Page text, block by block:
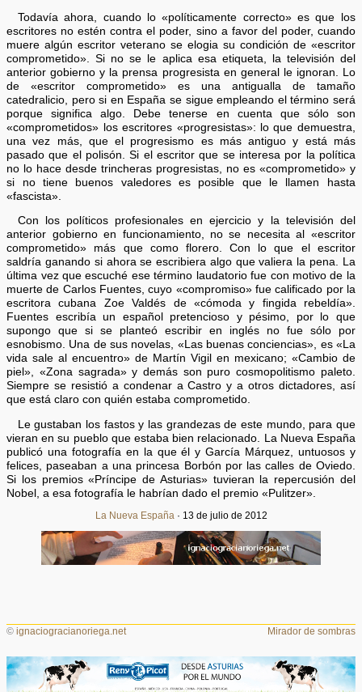
Todavía ahora, cuando lo «políticamente correcto» es que los
escritores no estén contra el poder, sino a favor del poder, cuando
muere algún escritor veterano se elogia su condición de «escritor
comprometido». Si no se le aplica esa etiqueta, la televisión del
anterior gobierno y la prensa progresista en general le ignoran. Lo
de «escritor comprometido» es una antigualla de tamaño
catedralicio, pero si en España se sigue empleando el término será
porque significa algo. Debe tenerse en cuenta que sólo son
«comprometidos» los escritores «progresistas»: lo que demuestra,
una vez más, que el progresismo es más antiguo y está más
pasado que el polisón. Si el escritor que se interesa por la política
no lo hace desde trincheras progresistas, no es «comprometido» y
si no tiene buenos valedores es posible que le llamen hasta
«fascista».
Con los políticos profesionales en ejercicio y la televisión del
anterior gobierno en funcionamiento, no se necesita al «escritor
comprometido» más que como florero. Con lo que el escritor
saldría ganando si ahora se escribiera algo que valiera la pena. La
última vez que escuché ese término laudatorio fue con motivo de la
muerte de Carlos Fuentes, cuyo «compromiso» fue calificado por la
escritora cubana Zoe Valdés de «cómoda y fingida rebeldía».
Fuentes escribía un español pretencioso y pésimo, por lo que
supongo que si se planteó escribir en inglés no fue sólo por
esnobismo. Una de sus novelas, «Las buenas conciencias», es «La
vida sale al encuentro» de Martín Vigil en mexicano; «Cambio de
piel», «Zona sagrada» y demás son puro cosmopolitismo paleto.
Siempre se resistió a condenar a Castro y a otros dictadores, así
que está claro con quién estaba comprometido.
Le gustaban los fastos y las grandezas de este mundo, para que
vieran en su pueblo que estaba bien relacionado. La Nueva España
publicó una fotografía en la que él y García Márquez, untuosos y
felices, paseaban a una princesa Borbón por las calles de Oviedo.
Si los premios «Príncipe de Asturias» tuvieran la repercusión del
Nobel, a esa fotografía le habrían dado el premio «Pulitzer».
La Nueva España · 13 de julio de 2012
©ignaciogracianoriega.net Mirador de sombras